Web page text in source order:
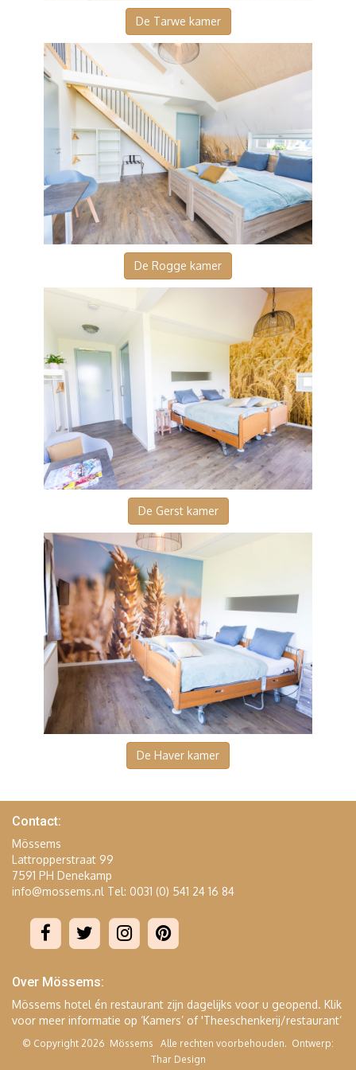
De Tarwe kamer
De Rogge kamer
De Gerst kamer
De Haver kamer
Contact:
Mössems
Lattropperstraat 99
7591 PH Denekamp
info@mossems.nl Tel: 0031 (0) 541 24 16 84
Over Mössems:
Mössems hotel én restaurant zijn dagelijks voor u geopend. Klik
voor meer informatie op ‘Kamers’ of 'Theeschenkerij/restaurant’
© Copyright 2026 Mössems Alle rechten voorbehouden. Ontwerp:
Thar Design